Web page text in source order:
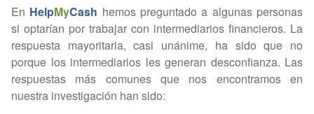
En HelpMyCash hemos preguntado a algunas personas
si optarían por trabajar con intermediarios financieros. La
respuesta mayoritaria, casi unánime, ha sido que no
porque los intermediarios les generan desconfianza. Las
respuestas más comunes que nos encontramos en
nuestra investigación han sido: